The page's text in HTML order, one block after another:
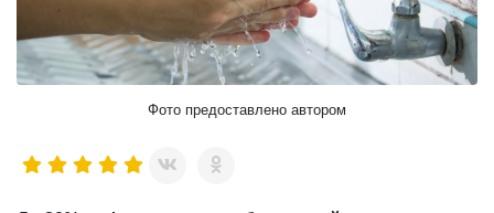
Фото предоставлено автором